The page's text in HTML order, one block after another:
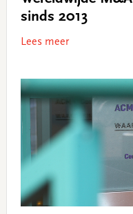
sinds 2013
Lees meer